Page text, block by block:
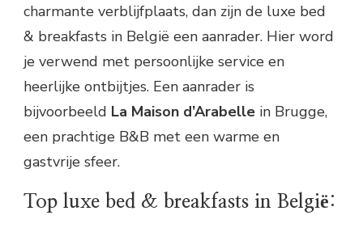
charmante verblijfplaats, dan zijn de luxe bed
& breakfasts in België een aanrader. Hier word
je verwend met persoonlijke service en
heerlijke ontbijtjes. Een aanrader is
bijvoorbeeld La Maison d’Arabelle in Brugge,
een prachtige B&B met een warme en
gastvrije sfeer.
Top luxe bed & breakfasts in België: